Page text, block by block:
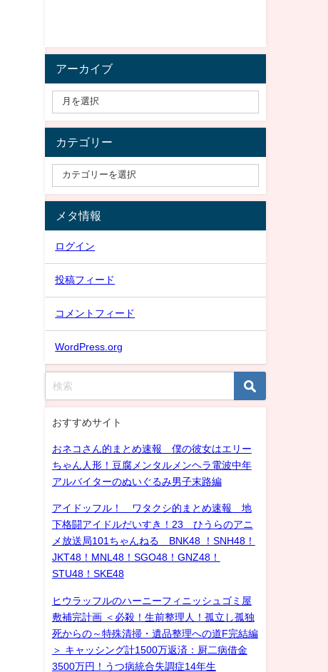
アーカイブ
カテゴリー
メタ情報
ログイン
投稿フィード
コメントフィード
WordPress.org
おすすめサイト
おネコさん的まとめ速報 僕の彼女はエリー
ちゃん人形！豆腐メンタルメンヘラ電波中年
アルバイターのぬいぐるみ男子末路編
アイドッフル！ ワタクシ的まとめ速報 地
下格闘アイドルだいすき！23 ひうらのアニ
メ放送局101ちゃんねる BNK48 ！SNH48！
JKT48！MNL48！SGO48！GNZ48！
STU48！SKE48
ヒウラッフルのハーニーフィニッシュゴミ屋
敷補完計画 ＜必殺！生前整理人！孤立し孤独
死からの～特殊清掃・遺品整理への道F完結編
＞ キャッシング計1500万返済：厨二病借金
3500万円！うつ病統合失調症14年生